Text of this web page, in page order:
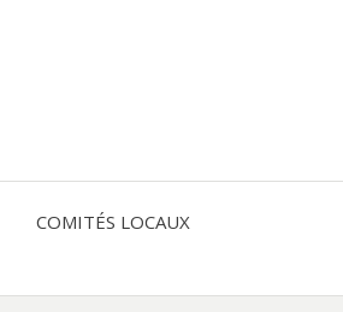
COMITÉS LOCAUX